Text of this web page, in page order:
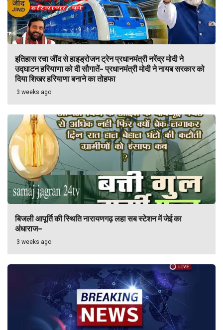
इतिहास रचा जींद से हाइड्रोजन ट्रेन प्रधानमंत्री नरेंद्र मोदी ने
उद्घाटन हरियाणा को दी सौगातें- प्रधानमंत्री मोदी ने नायब सरकार को
दिया शिखर हरियाणा बनाने का तोहफा
3 weeks ago
बिजली आपूर्ति की स्थिति नारायणगढ़ लहा सब स्टेशन में जेई का
अंधाराज–
3 weeks ago